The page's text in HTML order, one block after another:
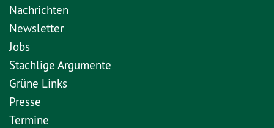
Nachrichten
Newsletter
Jobs
Stachlige Argumente
Grüne Links
Presse
Termine